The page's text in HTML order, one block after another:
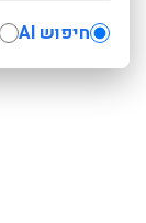
חיפוש AI